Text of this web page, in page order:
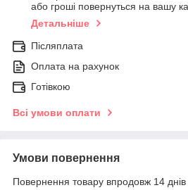
або гроші повернуться на вашу
Детальніше
Післяплата
Оплата на рахунок
Готівкою
Всі умови оплати
Умови повернення
Повернення товару впродовж 14 днів